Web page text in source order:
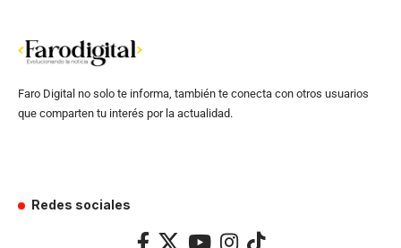
Faro Digital no solo te informa, también te conecta con otros usuarios
que comparten tu interés por la actualidad.
Redes sociales